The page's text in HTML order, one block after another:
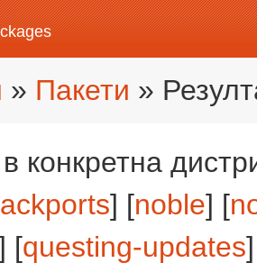
» Пакети »
конкретна
] [noble] [
[questing-updates